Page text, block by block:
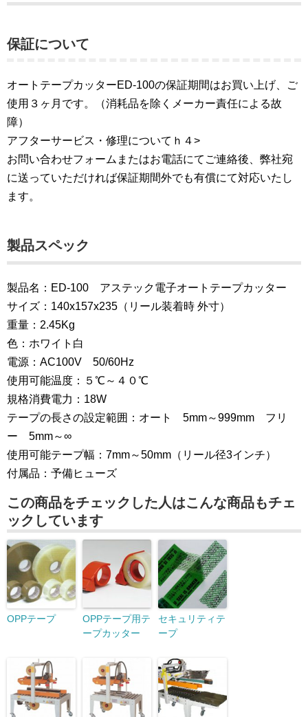
保証について
オートテープカッターED-100の保証期間はお買い上げ、ご
使用３ヶ月です。（消耗品を除くメーカー責任による故
障）
アフターサービス・修理についてｈ４>
お問い合わせフォームまたはお電話にてご連絡後、弊社宛
に送っていただければ保証期間外でも有償にて対応いたし
ます。
製品スペック
製品名：ED-100 アステック電子オートテープカッター
サイズ：140x157x235（リール装着時 外寸）
重量：2.45Kg
色：ホワイト白
電源：AC100V 50/60Hz
使用可能温度：５℃～４０℃
規格消費電力：18W
テープの長さの設定範囲：オート 5mm～999mm フリ
ー 5mm～∞
使用可能テープ幅：7mm～50mm（リール径3インチ）
付属品：予備ヒューズ
この商品をチェックした人はこんな商品もチェ
ックしています
OPPテープ
OPPテープ用テ
ープカッター
セキュリティテ
ープ